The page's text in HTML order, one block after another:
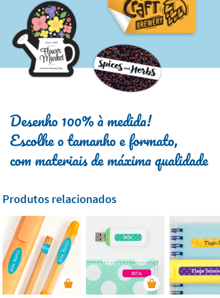
Desenho 100% à medida!
Escolhe o tamanho e formato,
com materiais de máxima qualidade
Produtos relacionados